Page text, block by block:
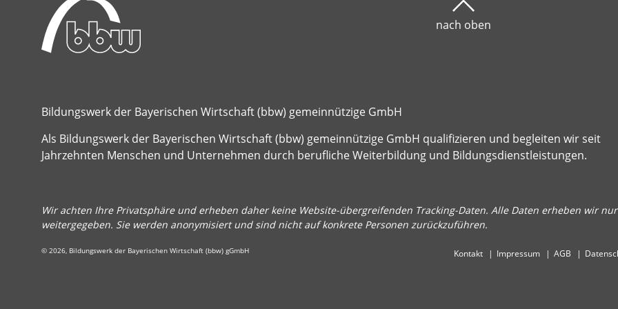
nach oben
Bildungswerk der Bayerischen Wirtschaft (bbw) gemeinnützige GmbH
Als Bildungswerk der Bayerischen Wirtschaft (bbw) gemeinnützige GmbH qualifizieren und begleiten wir seit
Jahrzehnten Menschen und Unternehmen durch berufliche Weiterbildung und Bildungsdienstleistungen.
Wir achten Ihre Privatsphäre und erheben daher keine Website-übergreifenden Tracking-Daten. Alle Daten erheben wir
weitergegeben. Sie werden anonymisiert und sind nicht auf konkrete Personen zurückzuführen.
© 2026, Bildungswerk der Bayerischen Wirtschaft (bbw) gGmbH Kontakt Impressum AGB